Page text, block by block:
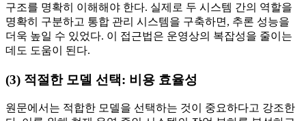
구조를 명확히 이해해야 한다. 실제로 두 시스템 간의 역할을
명확히 구분하고 통합 관리 시스템을 구축하면, 추론 성능을
더욱 높일 수 있었다. 이 접근법은 운영상의 복잡성을 줄이는
데도 도움이 된다.
(3) 적절한 모델 선택: 비용 효율성
원문에서는 적합한 모델을 선택하는 것이 중요하다고 강조한